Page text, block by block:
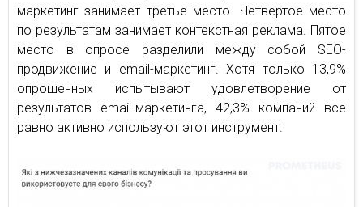
маркетинг занимает третье место. Четвертое место
по результатам занимает контекстная реклама. Пятое
место в опросе разделили между собой SEO-
продвижение и email-маркетинг. Хотя только 13,9%
опрошенных испытывают удовлетворение от
результатов email-маркетинга, 42,3% компаний все
равно активно используют этот инструмент.